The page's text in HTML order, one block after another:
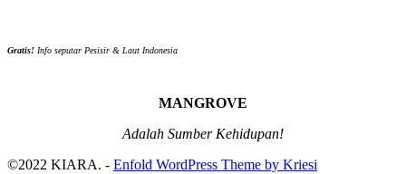
Gratis! Info seputar Pesisir & Laut Indonesia
MANGROVE
Adalah Sumber Kehidupan!
©2022 KIARA. - Enfold WordPress Theme by Kriesi